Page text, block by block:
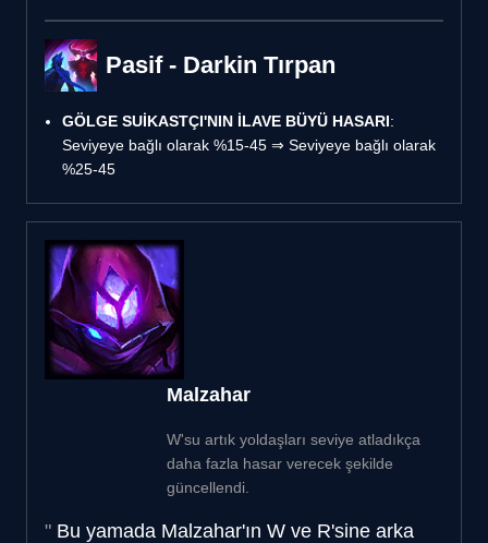
Pasif - Darkin Tırpan
GÖLGE SUİKASTÇI'NIN İLAVE BÜYÜ HASARI:
Seviyeye bağlı olarak %15-45 ⇒ Seviyeye bağlı olarak
%25-45
Malzahar
W'su artık yoldaşları seviye atladıkça
daha fazla hasar verecek şekilde
güncellendi.
Bu yamada Malzahar'ın W ve R'sine arka